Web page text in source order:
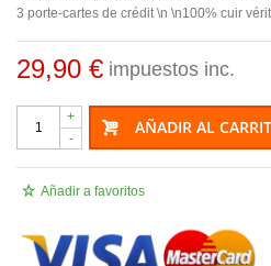
3 porte-cartes de crédit \n \n100% cuir
29,90 € impuestos inc.
-
+ AÑADIR AL
Añadir a favoritos